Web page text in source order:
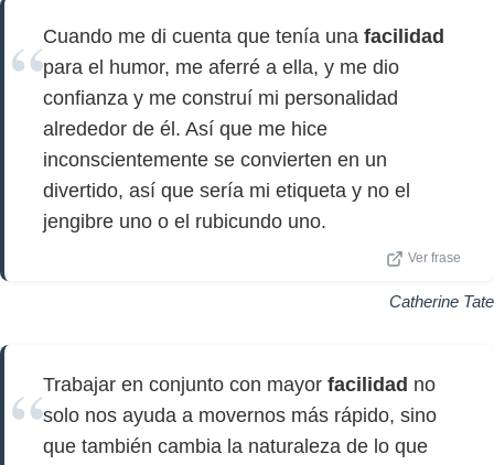
Cuando me di cuenta que tenía una facilidad
para el humor, me aferré a ella, y me dio
confianza y me construí mi personalidad
alrededor de él. Así que me hice
inconscientemente se convierten en un
divertido, así que sería mi etiqueta y no el
jengibre uno o el rubicundo uno.
Ver frase
Catherine Tate
Trabajar en conjunto con mayor facilidad no
solo nos ayuda a movernos más rápido, sino
que también cambia la naturaleza de lo que